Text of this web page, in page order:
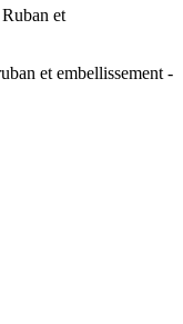
et
et embellissement -